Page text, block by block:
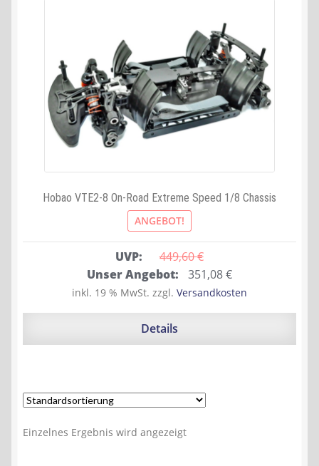
Hobao VTE2-8 On-Road Extreme Speed 1/8 Chassis
ANGEBOT!
UVP: 449,60 €
Ursprünglicher
Preis
war:
Unser Angebot: 351,08€Aktueller
Preis
ist:
inkl. 19 % MwSt. zzgl. Versandkosten
Details
Einzelnes Ergebnis wird angezeigt